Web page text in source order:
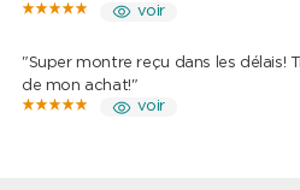
voir
"Super montre reçu dans les délais!
de mon achat!"
voir